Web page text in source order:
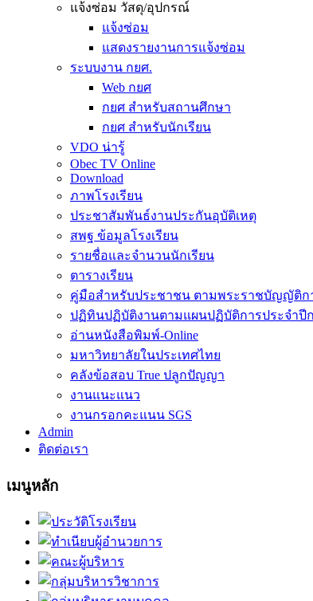
แจ้งซ่อม วัสดุ/อุปกรณ์
แจ้งซ่อม
แสดงรายงานการแจ้งซ่อม
ระบบงาน กยศ.
Web กยศ
กยศ สำหรับสถานศึกษา
กยศ สำหรับนักเรียน
VDO น่ารู้
Obec TV Online
Download
ภาพโรงเรียน
ประชาสัมพันธ์งานประกันอุบัติเหตุ
สพฐ ข้อมูลโรงเรียน
รายชื่อและจำนวนนักเรียน
ตารางเรียน
คู่มือสำหรับประชาชน ตามพระราชบัญญัติก
ปฏิทินปฏิบัติงานตามแผนปฏิบัติการประจำปี
อ่านหนังสือพิมพ์-Online
มหาวิทยาลัยในประเทศไทย
คลังข้อสอบ True ปลูกปัญญา
งานแนะแนว
งานกรอกคะแนน SGS
Admin
ติดต่อเรา
เมนูหลัก